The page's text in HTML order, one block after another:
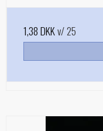
1,38 DKKv/ 25